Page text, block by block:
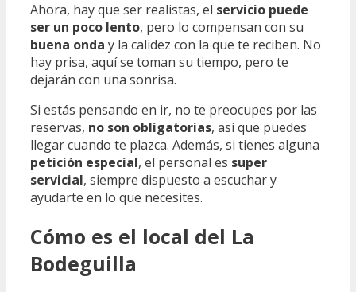
Ahora, hay que ser realistas, el servicio puede
ser un poco lento, pero lo compensan con su
buena onda y la calidez con la que te reciben. No
hay prisa, aquí se toman su tiempo, pero te
dejarán con una sonrisa.
Si estás pensando en ir, no te preocupes por las
reservas, no son obligatorias, así que puedes
llegar cuando te plazca. Además, si tienes alguna
petición especial, el personal es super
servicial, siempre dispuesto a escuchar y
ayudarte en lo que necesites.
Cómo es el local del La
Bodeguilla